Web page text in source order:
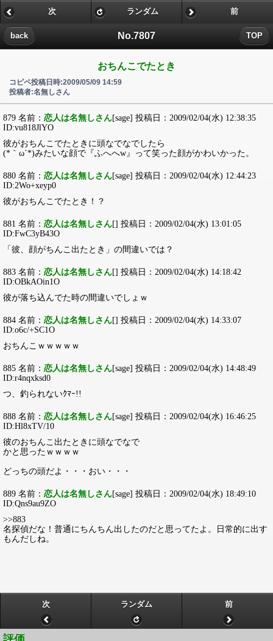
No.7807
back TOP
次 ランダム 前
おちんこでたとき
コピペ投稿日時:2009/05/09 14:59
投稿者:名無しさん
879 名前： 恋人は名無しさん[sage] 投稿日：2009/02/04(水) 12:38:35
ID:vu818JlYO
彼がおちんこでたときに頭なでなでしたら
(*｀ω´*)みたいな顔で『ふへへw』って笑った顔がかわいかった。
880 名前： 恋人は名無しさん[sage] 投稿日：2009/02/04(水) 12:44:23
ID:2Wo+xeyp0
彼がおちんこでたとき！？
881 名前： 恋人は名無しさん[] 投稿日：2009/02/04(水) 13:01:05
ID:FwC3yB43O
「彼、顔がちんこ出たとき」の間違いでは？
883 名前： 恋人は名無しさん[] 投稿日：2009/02/04(水) 14:18:42
ID:OBkAOin1O
彼が落ち込んでた時の間違いでしょｗ
884 名前： 恋人は名無しさん[] 投稿日：2009/02/04(水) 14:33:07
ID:o6c/+SC1O
おちんこｗｗｗｗｗ
885 名前： 恋人は名無しさん[sage] 投稿日：2009/02/04(水) 14:48:49
ID:r4nqxksd0
つ、釣られないｸﾏｰ!!
888 名前： 恋人は名無しさん[sage] 投稿日：2009/02/04(水) 16:46:25
ID:Hl8xTV/10
彼のおちんこ出たときに頭なでなで
かと思ったｗｗｗｗ
どっちの頭だよ・・・おい・・・
889 名前： 恋人は名無しさん[sage] 投稿日：2009/02/04(水) 18:49:10
ID:Qns9au9ZO
>>883
名探偵だな！普通にちんちん出したのだと思ってたよ。日常的に出す
もんだしね。
次 ランダム 前